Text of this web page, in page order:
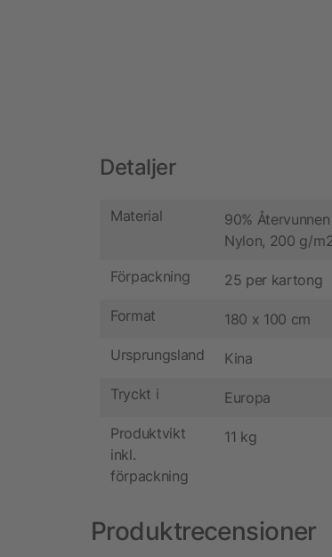
Detaljer
Material
90%
Nylon, 200 g/m2
Förpackning 25 per kartong
Format 180 x 100 cm
Ursprungsland Kina
Tryckt i Europa
Produktvikt
inkl.
förpackning
11 kg
Produktrecensioner